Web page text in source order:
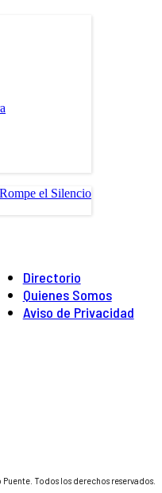
el Silencio
Directorio
Quienes Somos
Aviso de Privacidad
Todos los derechos reservados.